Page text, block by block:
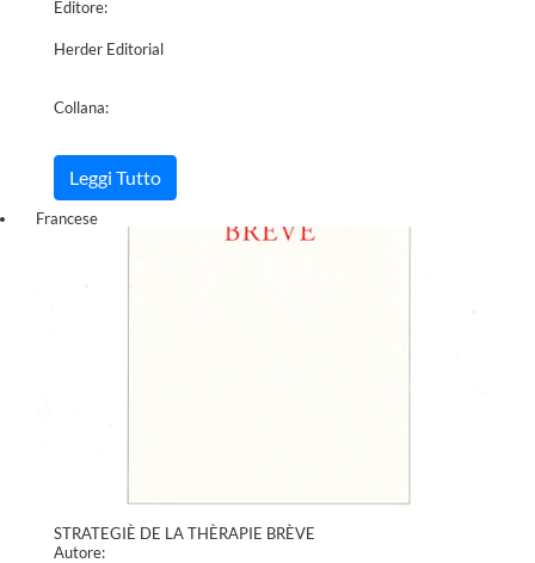
Editore:
Herder Editorial
Collana:
Leggi Tutto
Francese
STRATEGIÈ DE LA THÈRAPIE BRÈVE
Autore: